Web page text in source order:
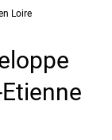
Loire